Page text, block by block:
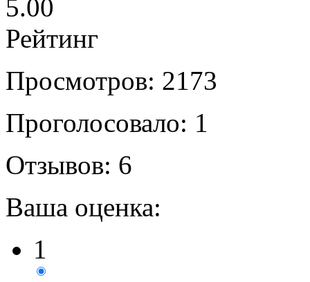
5.00
Рейтинг
Просмотров: 2173
Проголосовало: 1
Отзывов: 6
Ваша оценка:
1